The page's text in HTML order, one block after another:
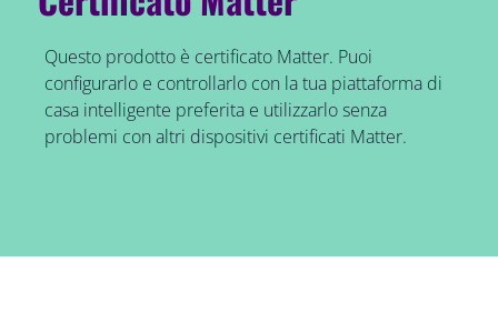
Questo prodotto è certificato Matter. Puoi
configurarlo e controllarlo con la tua piattaforma di
casa intelligente preferita e utilizzarlo senza
problemi con altri dispositivi certificati Matter.